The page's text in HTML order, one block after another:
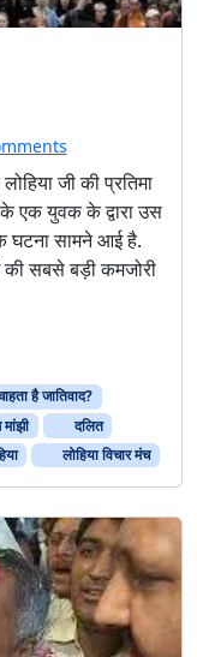
o
n
कौ
न
तो
ड़
है
जा
ति
वा
?
जी की प्रतिमा
के एक युवक के द्वारा उस
घटना सामने आई है.
की सबसे बड़ी कमजोरी
है जातिवाद?
दलित
लोहिया विचार मंच